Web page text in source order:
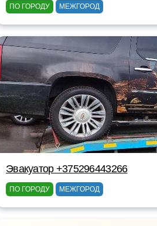
ПО ГОРОДУ МЕЖГОРОД
Эвакуатор +375296443266
ПО ГОРОДУ МЕЖГОРОД